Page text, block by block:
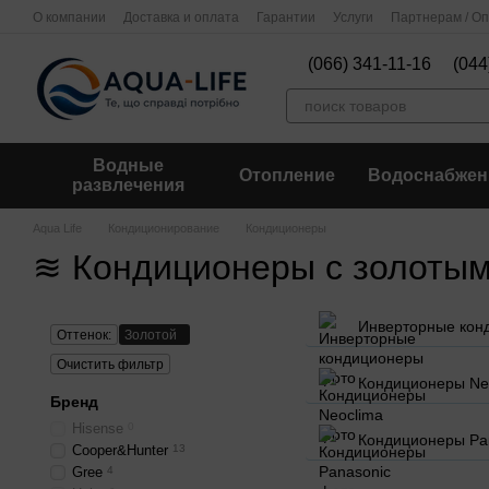
Перейти к основному контенту
О компании Доставка и оплата Гарантии Услуги Партнерам /
(066) 341-11-16
Водные
развлечения
Отопление
Aqua Life Кондиционирование Кондиционеры
≋ Кондиционеры с
Инверторные
Кондиционеры
Кондиционеры
Оттенок:
Золотой
Очистить фильтр
Бренд
Hisense
Cooper&Hunter 13
Gree 4